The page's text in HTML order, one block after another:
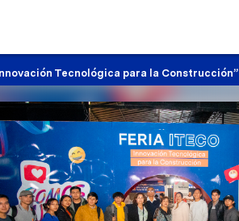
Tecnológica para la Construcción”